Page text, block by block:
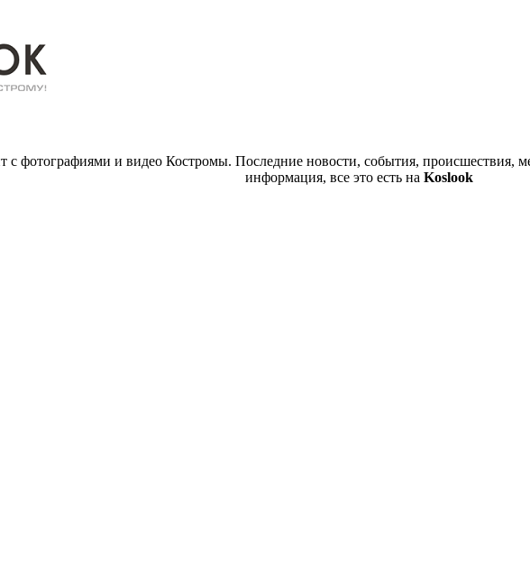
с фотографиями и видео Костромы. Последние новости, события, происшествия,
информация, все это есть на Koslook